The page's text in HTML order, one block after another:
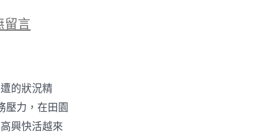
留言
的狀況精
壓力，在田園
興快活越來